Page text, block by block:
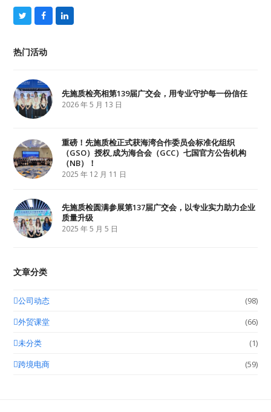
T
w
t
t
F
a
b
L
i
热门活动
先施质检亮相第139届广交会，用专业守护每一份信任
2026 年 5 月 13 日
重磅！先施质检正式获海湾合作委员会标准化组织
（GSO）授权,成为海合会（GCC）七国官方公告机构
（NB）！
2025 年 12 月 11 日
先施质检圆满参展第137届广交会，以专业实力助力企业
质量升级
2025 年 5 月 5 日
文章分类
公司动态
(98)
外贸课堂
(66)
未分类
(1)
跨境电商
(59)